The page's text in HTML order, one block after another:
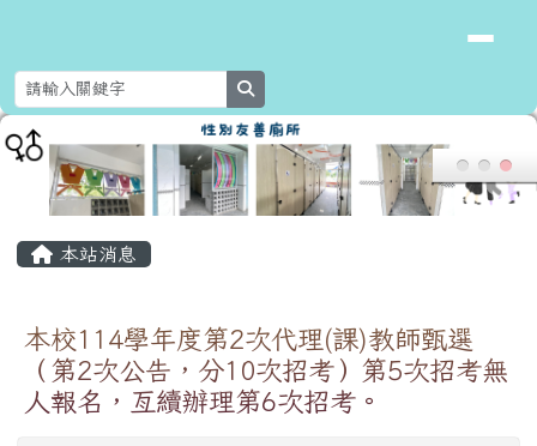
本站消息
本校114學年度第2次代理(課)教師甄選
（第2次公告，分10次招考）第5次招考無
人報名，亙續辦理第6次招考。